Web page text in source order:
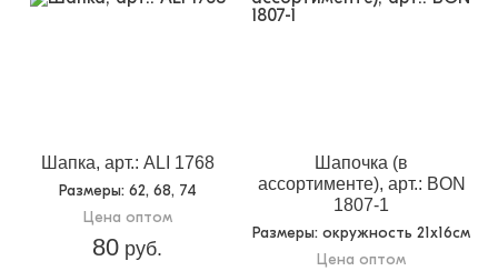
Шапка, арт.: ALI 1768
Размеры: 62, 68, 74
Цена оптом
80 руб.
Шапочка (в
ассортименте), арт.: BON
1807-1
Размеры: окружность 21х16см
Цена оптом